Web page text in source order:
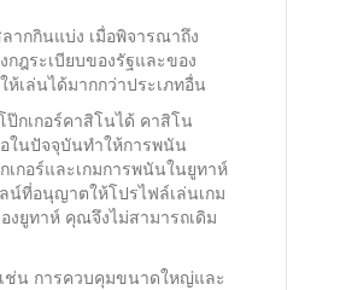
ากกินแบ่ง เมื่อพิจารณาถึง
ฎระเบียบของรัฐและของ
เล่นได้มากกว่าประเภทอื่น
กเกอร์คาสิโนได้ คาสิโน
ในปัจจุบันทำให้การพนัน
เกอร์และเกมการพนันในยูทาห์
น์ที่อนุญาตให้โปรไฟล์เล่นเกม
งยูทาห์ คุณจึงไม่สามารถเดิม
ช่น การควบคุมขนาดใหญ่และ